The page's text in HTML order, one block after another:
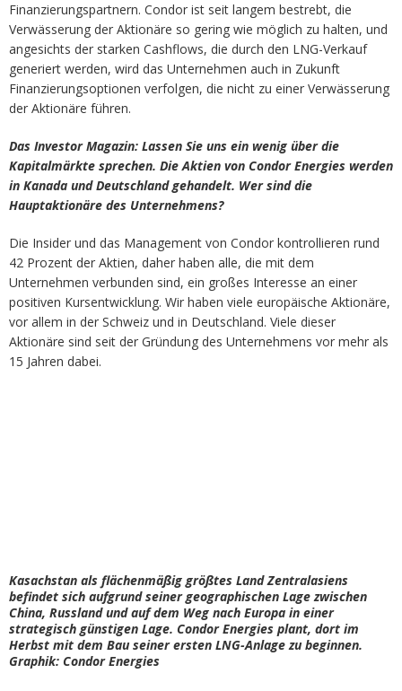
Finanzierungspartnern. Condor ist seit langem bestrebt, die
Verwässerung der Aktionäre so gering wie möglich zu halten, und
angesichts der starken Cashflows, die durch den LNG-Verkauf
generiert werden, wird das Unternehmen auch in Zukunft
Finanzierungsoptionen verfolgen, die nicht zu einer Verwässerung
der Aktionäre führen.
Das Investor Magazin: Lassen Sie uns ein wenig über die
Kapitalmärkte sprechen. Die Aktien von Condor Energies werden
in Kanada und Deutschland gehandelt. Wer sind die
Hauptaktionäre des Unternehmens?
Die Insider und das Management von Condor kontrollieren rund
42 Prozent der Aktien, daher haben alle, die mit dem
Unternehmen verbunden sind, ein großes Interesse an einer
positiven Kursentwicklung. Wir haben viele europäische Aktionäre,
vor allem in der Schweiz und in Deutschland. Viele dieser
Aktionäre sind seit der Gründung des Unternehmens vor mehr als
15 Jahren dabei.
Kasachstan als flächenmäßig größtes Land Zentralasiens
befindet sich aufgrund seiner geographischen Lage zwischen
China, Russland und auf dem Weg nach Europa in einer
strategisch günstigen Lage. Condor Energies plant, dort im
Herbst mit dem Bau seiner ersten LNG-Anlage zu beginnen.
Graphik: Condor Energies